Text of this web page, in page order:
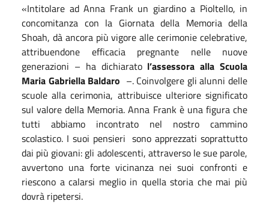
«Intitolare ad Anna Frank un giardino a Pioltello, in
concomitanza con la Giornata della Memoria della
Shoah, dà ancora più vigore alle cerimonie celebrative,
attribuendone efficacia pregnante nelle nuove
generazioni – ha dichiarato l’assessora alla Scuola
Maria Gabriella Baldaro –. Coinvolgere gli alunni delle
scuole alla cerimonia, attribuisce ulteriore significato
sul valore della Memoria. Anna Frank è una figura che
tutti abbiamo incontrato nel nostro cammino
scolastico. I suoi pensieri sono apprezzati soprattutto
dai più giovani: gli adolescenti, attraverso le sue parole,
avvertono una forte vicinanza nei suoi confronti e
riescono a calarsi meglio in quella storia che mai più
dovrà ripetersi.